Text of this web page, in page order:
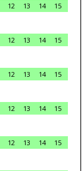
12 13 14
15
12 13 14
15
12 13 14
15
12 13 14
15
12 13 14
15